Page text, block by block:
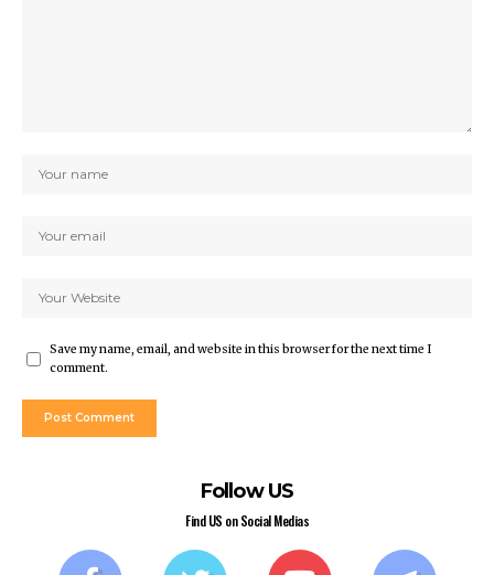
Save my name, email, and website in this browser for the next time I
comment.
Follow US
Find US on Social Medias